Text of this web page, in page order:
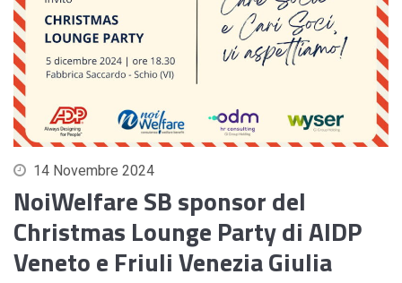
14 Novembre 2024
NoiWelfare SB sponsor del
Christmas Lounge Party di AIDP
Veneto e Friuli Venezia Giulia